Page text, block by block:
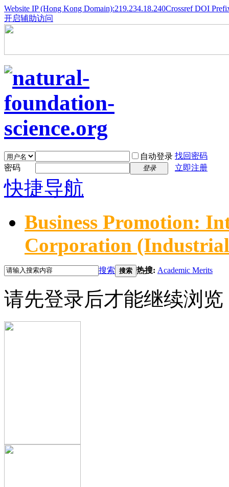
Website IP (Hong Kong Domain):219.234.18.240Crossref DOI
开启辅助访问
自动登录 找回密码
密码
登录 立即注册
快捷导航
Business Promotion:
Corporation
搜索 搜索 热搜: Academic Merits
请先登录后才能继续浏览